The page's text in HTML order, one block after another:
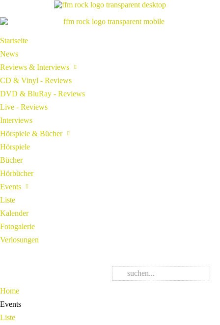
Startseite
News
Reviews & Interviews
CD & Vinyl - Reviews
DVD & BluRay - Reviews
Live - Reviews
Interviews
Hörspiele & Bücher
Hörspiele
Bücher
Hörbücher
Events
Liste
Kalender
Fotogalerie
Verlosungen
Home
Events
Liste